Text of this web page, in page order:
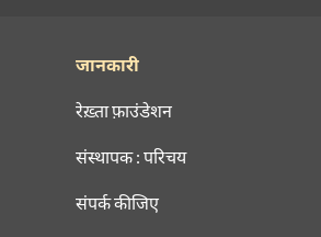
जानकारी
रेख़्ता फ़ाउंडेशन
संस्थापक : परिचय
संपर्क कीजिए